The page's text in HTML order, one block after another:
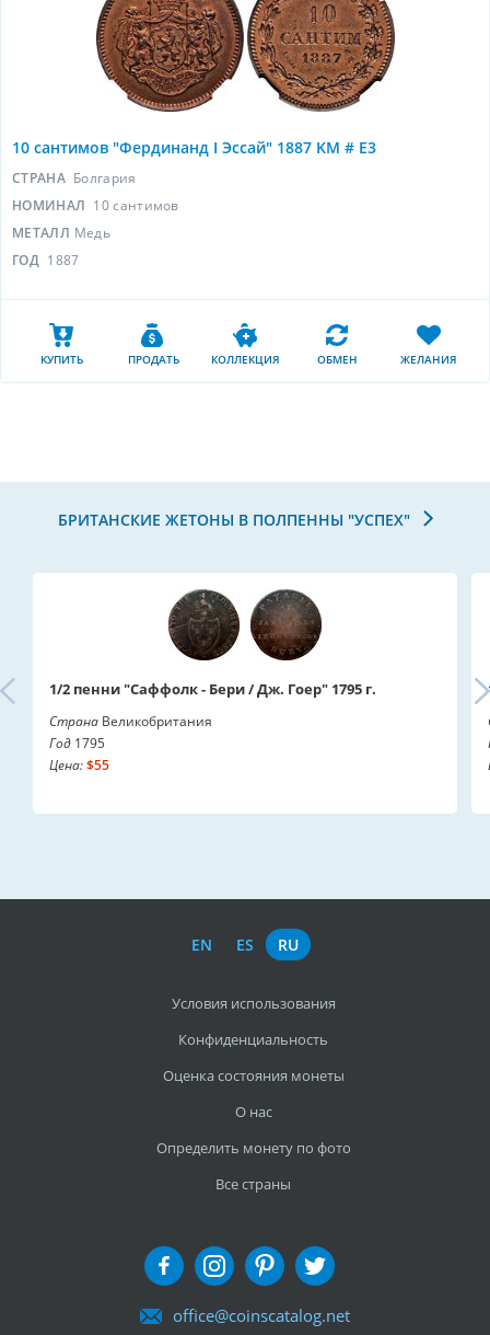
10 сантимов "Фердинанд I Эссай" 1887 KM # E3
СТРАНА Болгария
НОМИНАЛ 10 сантимов
МЕТАЛЛ Медь
ГОД 1887
КУПИТЬ ПРОДАТЬ КОЛЛЕКЦИЯ ОБМЕН ЖЕЛАНИЯ
БРИТАНСКИЕ ЖЕТОНЫ В ПОЛПЕННЫ "УСПЕХ"
1/2 пенни "Саффолк - Бери / Дж. Гоер" 1795 г.
Страна Великобритания
Год 1795
Цена:$55
EN ES RU
Условия использования
Конфиденциальность
Оценка состояния монеты
О нас
Определить монету по фото
Все страны
office@coinscatalog.net